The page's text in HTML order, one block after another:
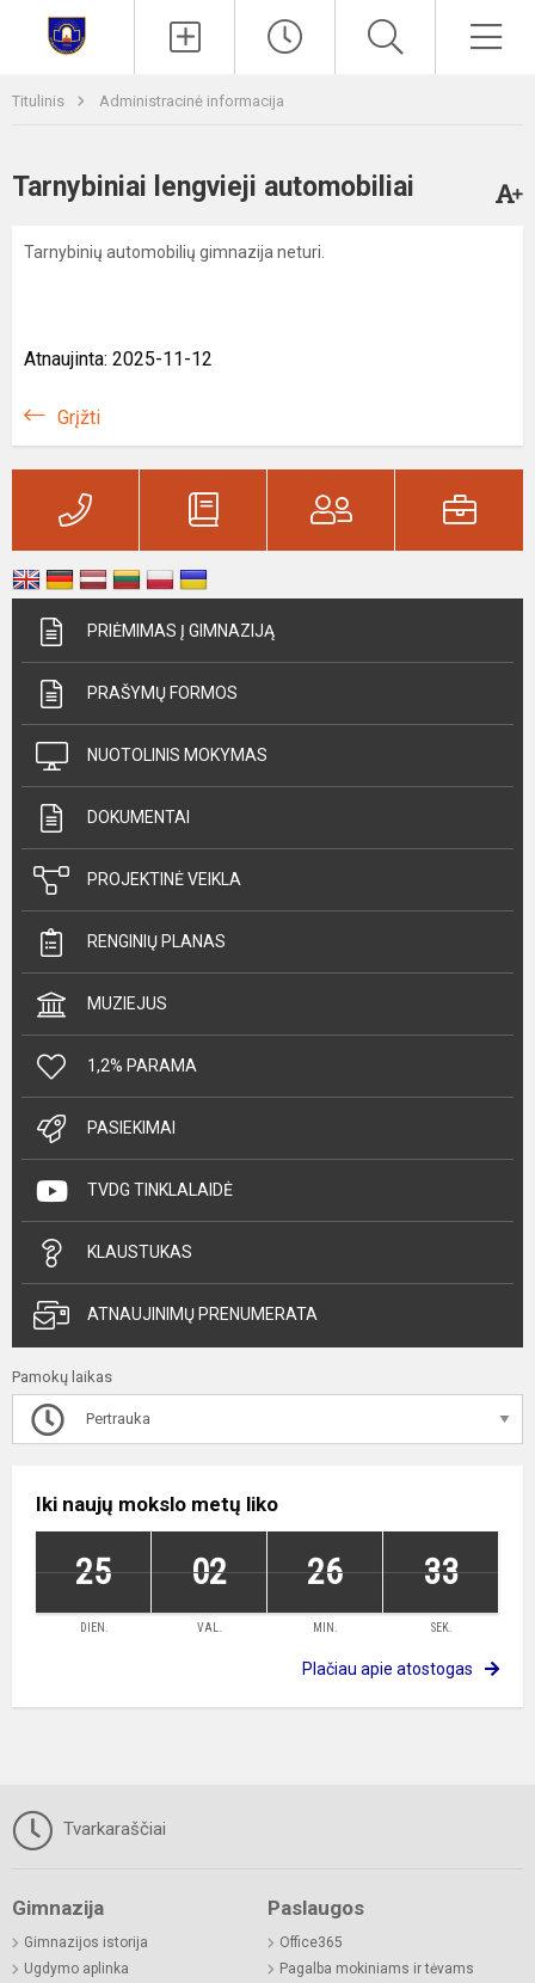
Titulinis Administracinė informacija
Tarnybiniai lengvieji automobiliai
Tarnybinių automobilių gimnazija neturi.
Atnaujinta: 2025-11-12
Grįžti
PRIĖMIMAS Į GIMNAZIJĄ
PRAŠYMŲ FORMOS
NUOTOLINIS MOKYMAS
DOKUMENTAI
PROJEKTINĖ VEIKLA
RENGINIŲ PLANAS
MUZIEJUS
1,2% PARAMA
PASIEKIMAI
TVDG TINKLALAIDĖ
KLAUSTUKAS
ATNAUJINIMŲ PRENUMERATA
Pamokų laikas
Pertrauka
Iki naujų mokslo metų liko
25 02 26 32
DIEN. VAL. MIN. SEK.
Plačiau apie atostogas
Tvarkaraščiai
Gimnazija
Gimnazijos istorija
Ugdymo aplinka
Paslaugos
Office365
Pagalba mokiniams ir tėvams